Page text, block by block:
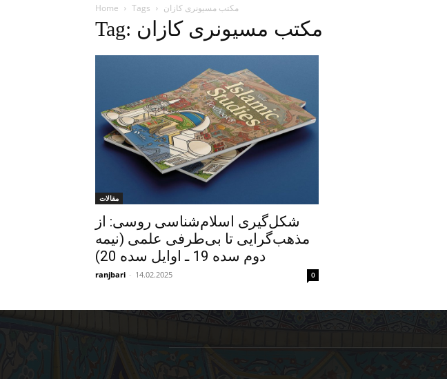
Home Tags مکتب مسیونری کازان
Tag: مکتب مسیونری کازان
مقالات
شکل‌گیری اسلام‌شناسی روسی: از
مذهب‌گرایی تا بی‌‌‌طرفی علمی (نیمه
دوم سده 19 ـ اوایل سده 20)
ranjbari - 14.02.2025 0